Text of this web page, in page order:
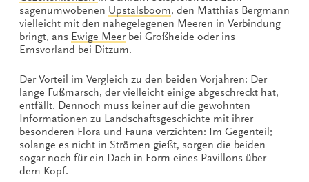
sagenumwobenen Upstalsboom, den Matthias Bergmann
vielleicht mit den nahegelegenen Meeren in Verbindung
bringt, ans Ewige Meerbei Großheide oder ins
Emsvorland bei Ditzum.
Der Vorteil im Vergleich zu den beiden Vorjahren: Der
lange Fußmarsch, der vielleicht einige abgeschreckt hat,
entfällt. Dennoch muss keiner auf die gewohnten
Informationen zu Landschaftsgeschichte mit ihrer
besonderen Flora und Fauna verzichten: Im Gegenteil;
solange es nicht in Strömen gießt, sorgen die beiden
sogar noch für ein Dach in Form eines Pavillons über
dem Kopf.